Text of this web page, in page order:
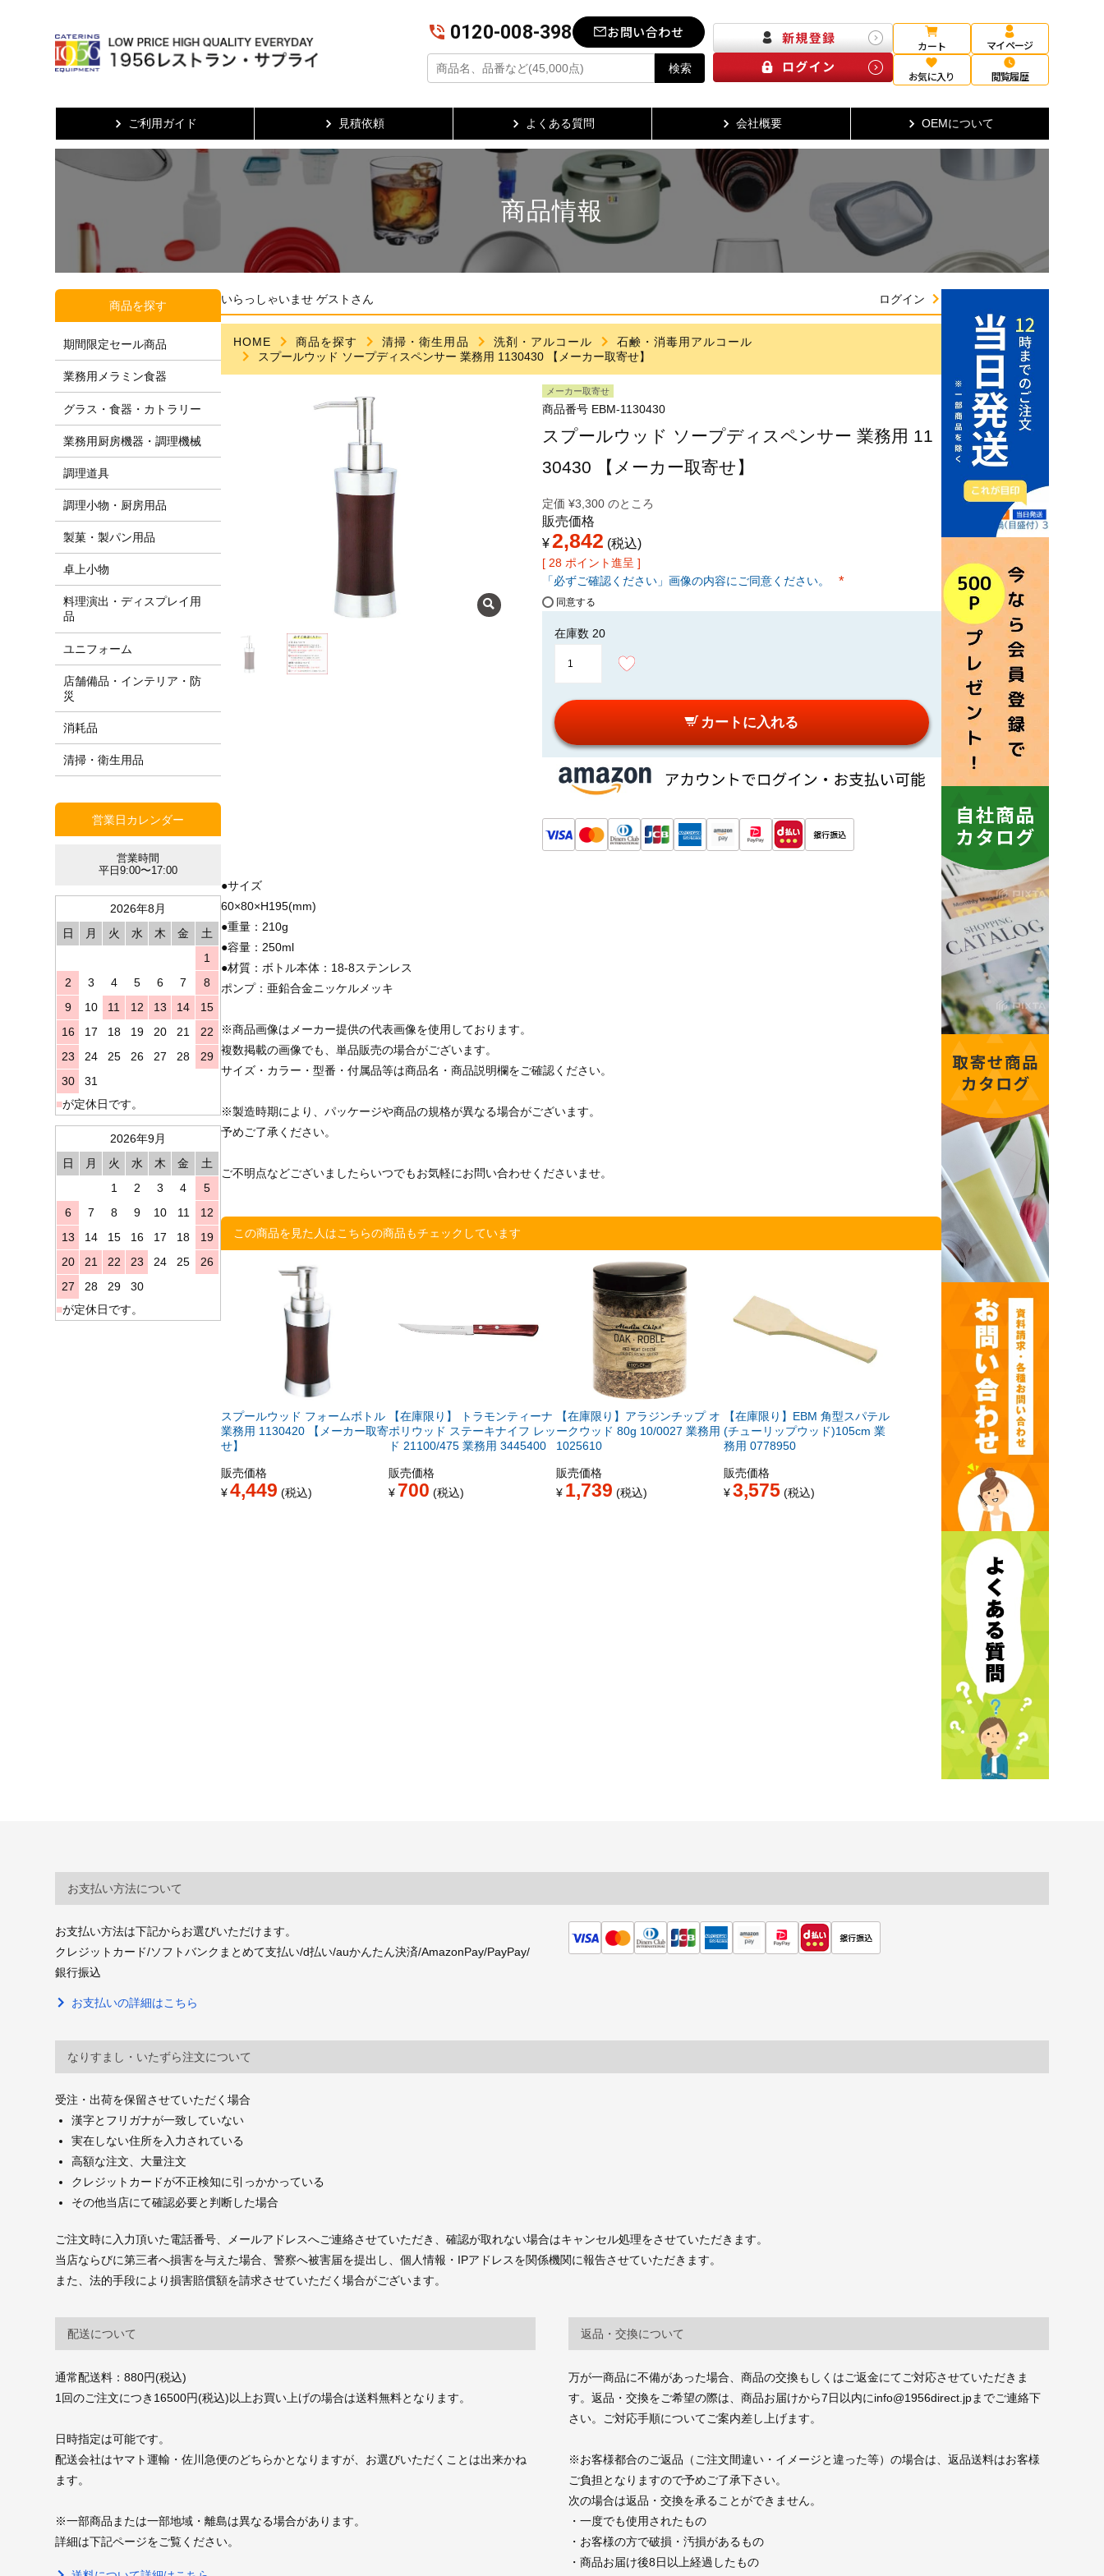
0120-008-398 お問い合わせ
検索
カート マイページ
お気に入り 閲覧履歴
ご利用ガイド 見積依頼 よくある質問 会社概要 OEMについて
商品情報
商品を探す
期間限定セール商品
業務用メラミン食器
グラス・食器・カトラリー
業務用厨房機器・調理機械
調理道具
調理小物・厨房用品
製菓・製パン用品
卓上小物
料理演出・ディスプレイ用
品
ユニフォーム
店舗備品・インテリア・防
災
消耗品
清掃・衛生用品
営業日カレンダー
営業時間
平日9:00〜17:00
2026年8月
日
月 火 水 木 金
土
1
2
3 4 5 6 7
8
9
10 11 12 13 14
15
16
17 18 19 20 21
22
23
24 25 26 27 28
29
30
31
■が定休日です。
2026年9月
日
月 火 水 木 金
土
1
2 3 4
5
6
7 8 9 10 11
12
13
14 15 16 17 18
19
20
21 22 23 24 25
26
27
28 29
30
■が定休日です。
いらっしゃいませ ゲストさん ログイン
HOME 商品を探す 清掃・衛生用品 洗剤・アルコール
石鹸・消毒用アルコール
スプールウッド ソープディスペンサー 業務用 1130430 【メーカー取寄せ】
メーカー取寄せ
商品番号 EBM-1130430
スプールウッド ソープディスペンサー 業務用 11
30430 【メーカー取寄せ】
定価 ¥3,300 のところ
販売価格
¥2,842 税込
[ 28 ポイント進呈 ]
「必ずご確認ください」画像の内容にご同意ください。
同意する
在庫数 20
カートに入れる
●サイズ
60×80×H195(mm)
●重量：210g
●容量：250ml
●材質：ボトル本体：18-8ステンレス
ポンプ：亜鉛合金ニッケルメッキ
※商品画像はメーカー提供の代表画像を使用しております。
複数掲載の画像でも、単品販売の場合がございます。
サイズ・カラー・型番・付属品等は商品名・商品説明欄をご確認ください。
※製造時期により、パッケージや商品の規格が異なる場合がございます。
予めご了承ください。
ご不明点などございましたらいつでもお気軽にお問い合わせくださいませ。
この商品を見た人はこちらの商品もチェックしています
スプールウッド フォームボトル
業務用 1130420 【メーカー取寄
せ】
販売価格
¥ 4,449 税込
【在庫限り】 トラモンティーナ
ポリウッド ステーキナイフ レッ
ド 21100/475 業務用 3445400
販売価格
¥ 700 税込
【在庫限り】アラジンチップ オ
ークウッド 80g 10/0027 業務用
1025610
販売価格
¥ 1,739 税込
【在庫限り】EBM 角型スパテル
(チューリップウッド)105cm 業
務用 0778950
販売価格
¥3,575 税込
お支払い方法について
お支払い方法は下記からお選びいただけます。
クレジットカード/ソフトバンクまとめて支払い/d払い/auかんたん決済/AmazonPay/PayPay/
銀行振込
お支払いの詳細はこちら
なりすまし・いたずら注文について
受注・出荷を保留させていただく場合
漢字とフリガナが一致していない
実在しない住所を入力されている
高額な注文、大量注文
クレジットカードが不正検知に引っかかっている
その他当店にて確認必要と判断した場合
ご注文時に入力頂いた電話番号、メールアドレスへご連絡させていただき、確認が取れない場合はキャンセル処理をさせていただきます。
当店ならびに第三者へ損害を与えた場合、警察へ被害届を提出し、個人情報・IPアドレスを関係機関に報告させていただきます。
また、法的手段により損害賠償額を請求させていただく場合がございます。
配送について
通常配送料：880円(税込)
1回のご注文につき16500円(税込)以上お買い上げの場合は送料無料となります。
日時指定は可能です。
配送会社はヤマト運輸・佐川急便のどちらかとなりますが、お選びいただくことは出来かね
ます。
※一部商品または一部地域・離島は異なる場合があります。
詳細は下記ページをご覧ください。
返品・交換について
万が一商品に不備があった場合、商品の交換もしくはご返金にてご対応させていただきま
す。返品・交換をご希望の際は、商品お届けから7日以内にinfo@1956direct.jpまでご連絡下
さい。ご対応手順についてご案内差し上げます。
※お客様都合のご返品（ご注文間違い・イメージと違った等）の場合は、返品送料はお客様
ご負担となりますので予めご了承下さい。
次の場合は返品・交換を承ることができません。
・一度でも使用されたもの
・お客様の方で破損・汚損があるもの
・商品お届け後8日以上経過したもの